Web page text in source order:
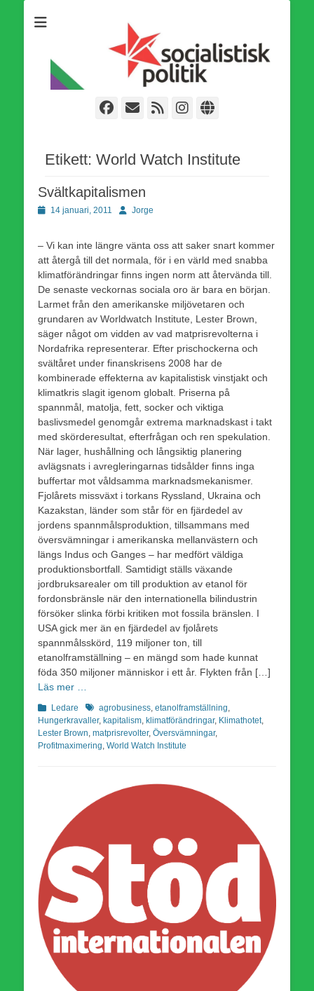
världsomfattande socialistiska Fjärde Internationalen och en viktig
tillgång i kampen för en socialistisk framtid!
Facebook
E-
Webbflöde
Instagram
Webbplats
Etikett: World Watch Institute
Svältkapitalismen
Publicerad
14 januari, 2011 Författare
Jorge
– Vi kan inte längre vänta oss att saker snart kommer
att återgå till det normala, för i en värld med snabba
klimatförändringar finns ingen norm att återvända till.
De senaste veckornas sociala oro är bara en början.
Larmet från den amerikanske miljövetaren och
grundaren av Worldwatch Institute, Lester Brown,
säger något om vidden av vad matprisrevolterna i
Nordafrika representerar. Efter prischockerna och
svältåret under finanskrisens 2008 har de
kombinerade effekterna av kapitalistisk vinstjakt och
klimatkris slagit igenom globalt. Priserna på
spannmål, matolja, fett, socker och viktiga
baslivsmedel genomgår extrema marknadskast i takt
med skörderesultat, efterfrågan och ren spekulation.
När lager, hushållning och långsiktig planering
avlägsnats i avregleringarnas tidsålder finns inga
buffertar mot våldsamma marknadsmekanismer.
Fjolårets missväxt i torkans Ryssland, Ukraina och
Kazakstan, länder som står för en fjärdedel av
jordens spannmålsproduktion, tillsammans med
översvämningar i amerikanska mellanvästern och
längs Indus och Ganges – har medfört väldiga
produktionsbortfall. Samtidigt ställs växande
jordbruksarealer om till produktion av etanol för
fordonsbränsle när den internationella bilindustrin
försöker slinka förbi kritiken mot fossila bränslen. I
USA gick mer än en fjärdedel av fjolårets
spannmålsskörd, 119 miljoner ton, till
etanolframställning – en mängd som hade kunnat
föda 350 miljoner människor i ett år. Flykten från […]
Läs mer …
Kategorier
Ledare Etiketter
agrobusiness etanolframställning
Hungerkravaller, kapitalism klimatförändringar, Klimathotet,
Lester Brown matprisrevolter, Översvämningar,
Profitmaximering World Watch Institute